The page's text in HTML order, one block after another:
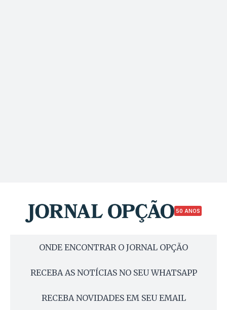
50 ANOS
ONDE ENCONTRAR O JORNAL OPÇÃO
RECEBA AS NOTÍCIAS NO SEU WHATSAPP
RECEBA NOVIDADES EM SEU EMAIL